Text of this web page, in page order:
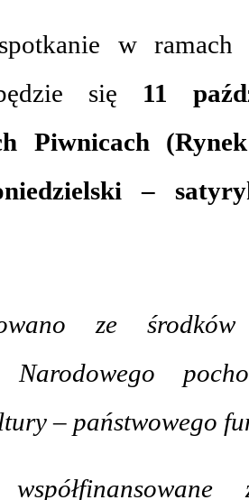
w
się 11
Piwnicach
–
ze
Narodowego
– państwowego